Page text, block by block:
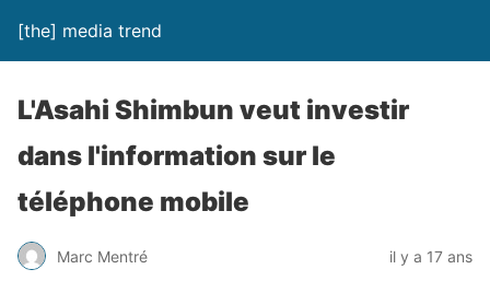
[the] media trend
L'Asahi Shimbun veut investir
dans l'information sur le
téléphone mobile
Marc Mentré il y a 17 ans